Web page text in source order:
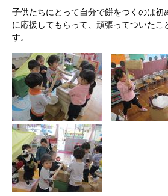
子供たちにとって自分で餅をつくのは初
に応援してもらって、頑張ってついたこ
す。